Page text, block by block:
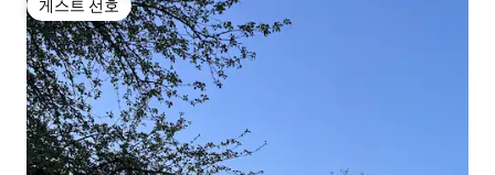
게스트 선호
게스트 선호